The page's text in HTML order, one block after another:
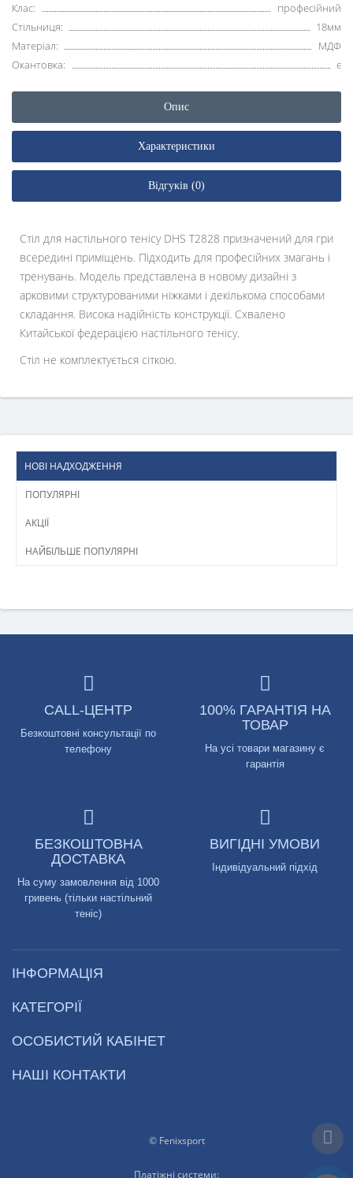
Клас:
професійний
Стільниця:
18мм
Матеріал:
МДФ
Окантовка:
є
Опис
Характеристики
Відгуків (0)
Стіл для настільного тенісу DHS T2828 призначений для гри
всередині приміщень. Підходить для професійних змагань і
тренувань. Модель представлена в новому дизайні з
арковими структурованими ніжками і декількома способами
складання. Висока надійність конструкції. Схвалено
Китайської федерацією настільного тенісу.
Стіл не комплектується сіткою.
НОВІ НАДХОДЖЕННЯ
ПОПУЛЯРНІ
АКЦІЇ
НАЙБІЛЬШЕ ПОПУЛЯРНІ
CALL-ЦЕНТР
Безкоштовні консультації по
телефону
100% ГАРАНТІЯ НА
ТОВАР
На усі товари магазину є
гарантія
БЕЗКОШТОВНА
ДОСТАВКА
На суму замовлення від 1000
гривень (тільки настільний
теніс)
ВИГІДНІ УМОВИ
Індивідуальний підхід
ІНФОРМАЦІЯ
КАТЕГОРІЇ
ОСОБИСТИЙ КАБІНЕТ
НАШІ КОНТАКТИ
© Fenixsport
Платіжні системи: